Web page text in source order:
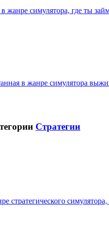
жанре симулятора, где ты
в жанре симулятора
Стратегии
стратегического